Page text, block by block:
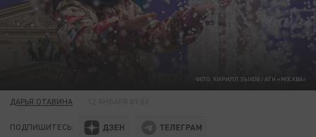
ФОТО: КИРИЛЛ ЗЫКОВ / АГН «МОСКВА»
ДАРЬЯ ОТАВИНА
ПОДПИШИТЕСЬ: